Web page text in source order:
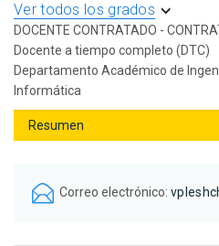
Ver todos los grados
DOCENTE CONTRATADO -
Docente a tiempo completo (DTC)
Departamento Académico de
Informática
Correo electrónico: